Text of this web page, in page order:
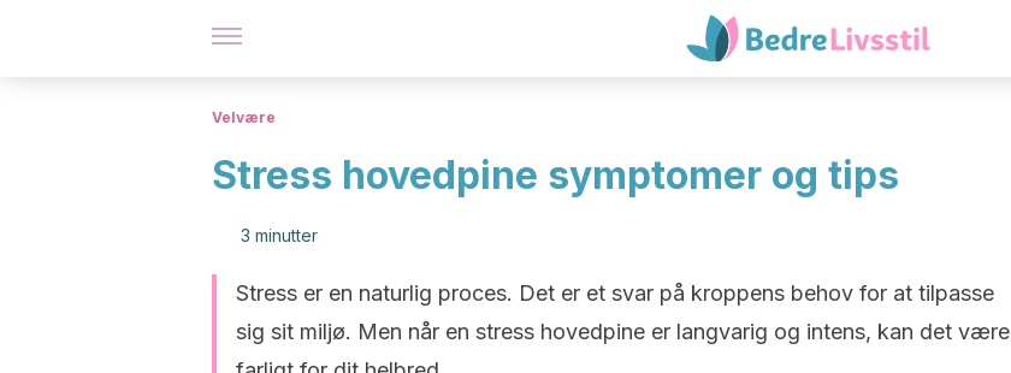
Velvære
Stress hovedpine symptomer og tips
3 minutter
Stress er en naturlig proces. Det er et svar på kroppens behov for at tilpasse
sig sit miljø. Men når en stress hovedpine er langvarig og intens, kan det være